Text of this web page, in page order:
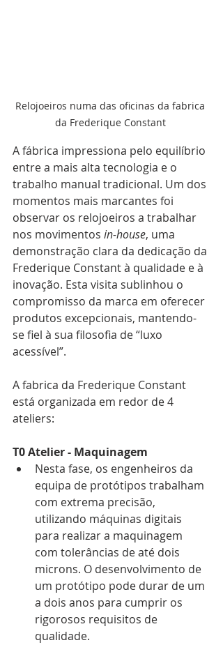
Relojoeiros numa das oficinas da fabrica
da Frederique Constant
A fábrica impressiona pelo equilíbrio
entre a mais alta tecnologia e o
trabalho manual tradicional. Um dos
momentos mais marcantes foi
observar os relojoeiros a trabalhar
nos movimentos in-house, uma
demonstração clara da dedicação da
Frederique Constant à qualidade e à
inovação. Esta visita sublinhou o
compromisso da marca em oferecer
produtos excepcionais, mantendo-
se fiel à sua filosofia de “luxo
acessível”.
A fabrica da Frederique Constant
está organizada em redor de 4
ateliers:
T0 Atelier - Maquinagem
Nesta fase, os engenheiros da
equipa de protótipos trabalham
com extrema precisão,
utilizando máquinas digitais
para realizar a maquinagem
com tolerâncias de até dois
microns. O desenvolvimento de
um protótipo pode durar de um
a dois anos para cumprir os
rigorosos requisitos de
qualidade.